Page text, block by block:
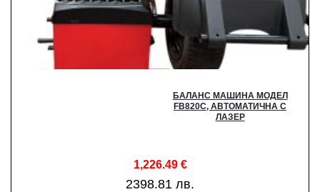
БАЛАНС МАШИНА МОДЕЛ
FB820C, АВТОМАТИЧНА С
ЛАЗЕР
1,226.49 €
2398.81 лв.